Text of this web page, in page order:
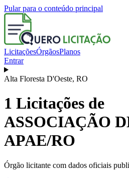
Pular para o conteúdo principal
LicitaçõesÓrgãosPlanos
Entrar
Alta Floresta D'Oeste, RO
1 Licitações de
ASSOCIAÇÃO
APAE/RO
Órgão licitante com dados oficiais